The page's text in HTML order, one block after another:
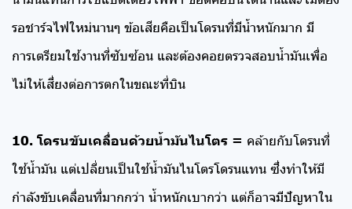
รอชาร์จไฟใหม่นานๆ ข้อเสียคือเป็นโดรนที่มีน้ำหนักมาก มี
การเตรียมใช้งานที่ซับซ้อน และต้องคอยตรวจสอบน้ำมันเพื่อ
ไม่ให้เสี่ยงต่อการตกในขณะที่บิน
10. โดรนขับเคลื่อนด้วยน้ำมันไนโตร = คล้ายกับโดรนที่
ใช้น้ำมัน แต่เปลี่ยนเป็นใช้น้ำมันไนโตรโดรนแทน ซึ่งทำให้มี
กำลังขับเคลื่อนที่มากกว่า น้ำหนักเบากว่า แต่ก็อาจมีปัญหาใน